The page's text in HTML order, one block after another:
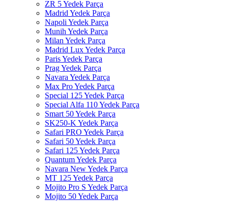
ZR 5 Yedek Parça
Madrid Yedek Parça
Napoli Yedek Parça
Munih Yedek Parça
Milan Yedek Parça
Madrid Lux Yedek Parça
Paris Yedek Parça
Prag Yedek Parça
Navara Yedek Parça
Max Pro Yedek Parça
Special 125 Yedek Parça
Special Alfa 110 Yedek Parça
Smart 50 Yedek Parça
SK250-K Yedek Parça
Safari PRO Yedek Parça
Safari 50 Yedek Parça
Safari 125 Yedek Parça
Quantum Yedek Parça
Navara New Yedek Parça
MT 125 Yedek Parça
Mojito Pro S Yedek Parça
Mojito 50 Yedek Parça